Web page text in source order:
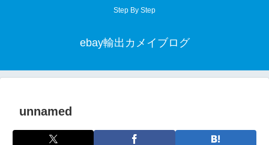
Step By Step
ebay輸出カメイブログ
unnamed